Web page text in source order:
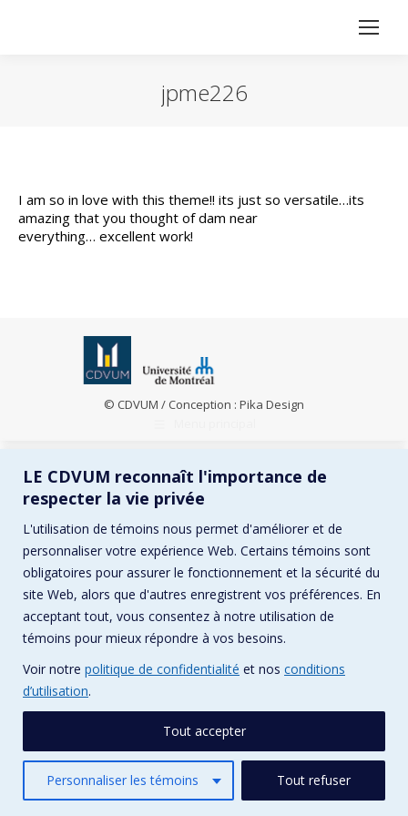
LE CDVUM reconnaît l'importance de
respecter la vie privée
L'utilisation de témoins nous permet d'améliorer et de
personnaliser votre expérience Web. Certains témoins sont
obligatoires pour assurer le fonctionnement et la sécurité du
site Web, alors que d'autres enregistrent vos préférences. En
acceptant tout, vous consentez à notre utilisation de
témoins pour mieux répondre à vos besoins.
Voir notre politique de confidentialité et nos conditions
d’utilisation.
Personnaliser les témoins Tout refuser
Tout accepter
jpme226
I am so in love with this theme!! its just so versatile…its
amazing that you thought of dam near
everything… excellent work!
© CDVUM / Conception : Pika Design